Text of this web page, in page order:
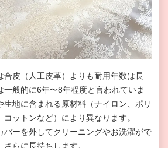
合皮（人工皮革）よりも耐用年数は長
一般的に6年〜8年程度と言われていま
生地に含まれる原材料（ナイロン、ポリ
ットンなど）により異なります。
バーを外してクリーニングやお洗濯がで
らに長持ちします。